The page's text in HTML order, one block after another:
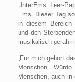
UnterEms. Leer-
Ems. Dieser Tag
in diesem Bereich
und den
musikalisch
„Für mich gehört
Menschen.
Menschen, auch in